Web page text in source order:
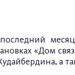
«Дом
а